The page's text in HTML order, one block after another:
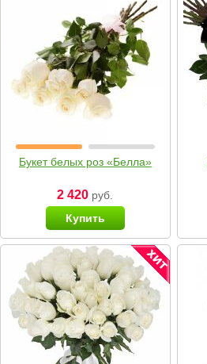
Букет белых роз «Белла»
2 420 руб.
Купить